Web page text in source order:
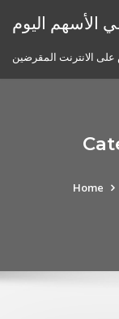
الأسهم اليوم
الانترنت المقرضين
Home